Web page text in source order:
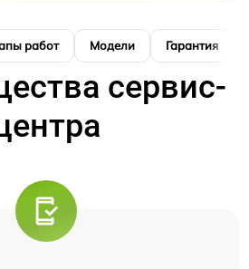
работ Модели Гарантия
сервис-